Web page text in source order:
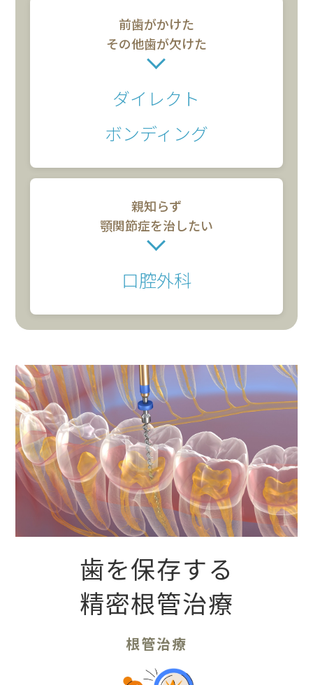
前歯がかけた
その他歯が欠けた
ダイレクト
ボンディング
親知らず
顎関節症を治したい
口腔外科
歯を保存する
精密根管治療
根管治療